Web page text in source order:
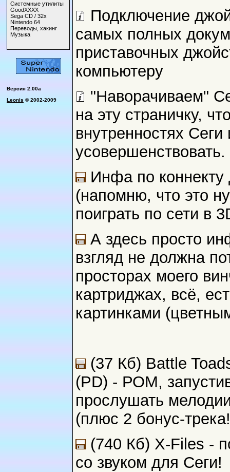
Системные утилиты
GoodXXXX
Sega CD / 32x
Nintendo 64
Переводы, хакинг
Музыка
Версия 2.00a
Leonis© 2002-2009
Подключение
самых полных
приставочных
компьютеру
"Наворачиваем"
на эту страничку,
внутренностях Сеги
усовершенствовать.
Инфа по коннекту
(напомню, что это
поиграть по сети в
А здесь просто
взгляд не должна
просторах моего
картриджах, всё,
картинками
(37 Кб) Battle
(PD) - РОМ,
прослушать
(плюс 2 бонус-
(740 Кб) X-Files -
со звуком для Сеги!